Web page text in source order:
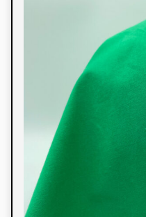
Temos orgulho de
brasileira por meio de
personalizadas,
com nossos clientes
conceitos e criações.
produtos tem opções
Oferecemos também
tecnológicos que
qualquer cor sólida
Cores